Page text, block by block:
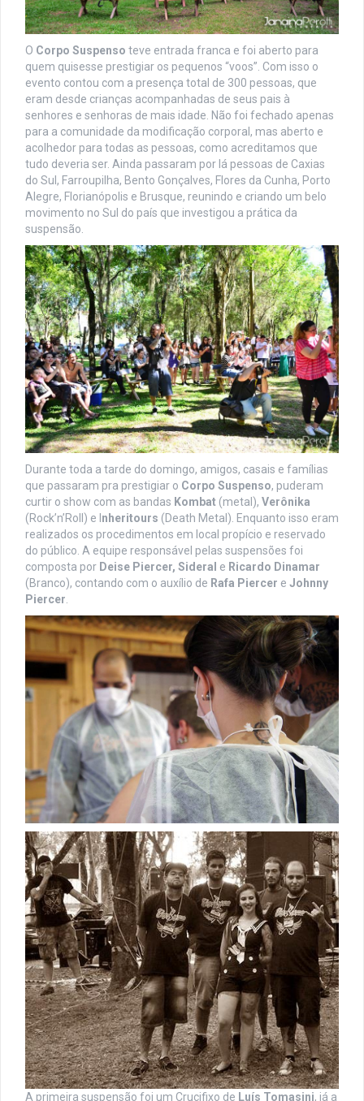
O Corpo Suspenso teve entrada franca e foi aberto para
quem quisesse prestigiar os pequenos “voos”. Com isso o
evento contou com a presença total de 300 pessoas, que
eram desde crianças acompanhadas de seus pais à
senhores e senhoras de mais idade. Não foi fechado apenas
para a comunidade da modificação corporal, mas aberto e
acolhedor para todas as pessoas, como acreditamos que
tudo deveria ser. Ainda passaram por lá pessoas de Caxias
do Sul, Farroupilha, Bento Gonçalves, Flores da Cunha, Porto
Alegre, Florianópolis e Brusque, reunindo e criando um belo
movimento no Sul do país que investigou a prática da
suspensão.
Durante toda a tarde do domingo, amigos, casais e famílias
que passaram pra prestigiar o Corpo Suspenso, puderam
curtir o show com as bandas Kombat (metal), Verônika
(Rock’n’Roll) e I nheritours (Death Metal). Enquanto isso eram
realizados os procedimentos em local propício e reservado
do público. A equipe responsável pelas suspensões foi
composta por Deise Piercer, Sideral e Ricardo Dinamar
(Branco), contando com o auxílio de Rafa Piercer e Johnny
Piercer
A primeira suspensão foi um Crucifixo de Luís Tomasini, já a